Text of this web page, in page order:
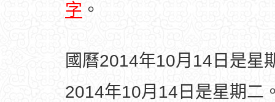
字 。
國曆2014年10月14日是星
2014年10月14日是星期二